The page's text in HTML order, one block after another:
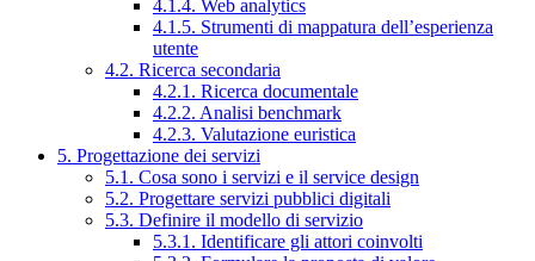
4.1.4. Web analytics
4.1.5. Strumenti di mappatura dell’esperienza
utente
4.2. Ricerca secondaria
4.2.1. Ricerca documentale
4.2.2. Analisi benchmark
4.2.3. Valutazione euristica
5. Progettazione dei servizi
5.1. Cosa sono i servizi e il service design
5.2. Progettare servizi pubblici digitali
5.3. Definire il modello di servizio
5.3.1. Identificare gli attori coinvolti